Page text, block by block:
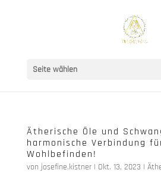
Seite wählen
Ätherische Öle und
harmonische Verbindung
Wohlbefinden!
von josefine.kistner| Okt. 13, 2023 |